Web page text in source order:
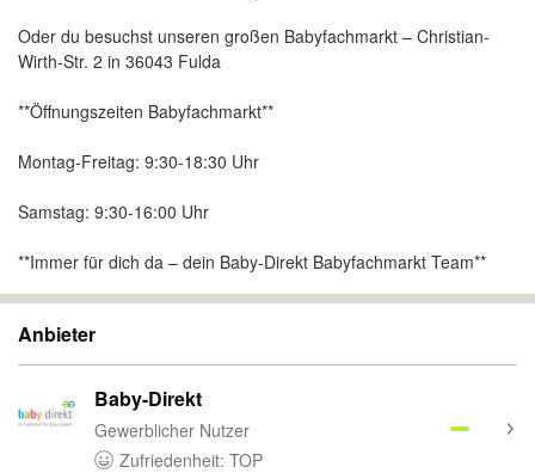
Oder du besuchst unseren großen Babyfachmarkt – Christian-
Wirth-Str. 2 in 36043 Fulda
**Öffnungszeiten Babyfachmarkt**
Montag-Freitag: 9:30-18:30 Uhr
Samstag: 9:30-16:00 Uhr
**Immer für dich da – dein Baby-Direkt Babyfachmarkt Team**
Anbieter
Baby-Direkt
Gewerblicher Nutzer
Zufriedenheit: TOP